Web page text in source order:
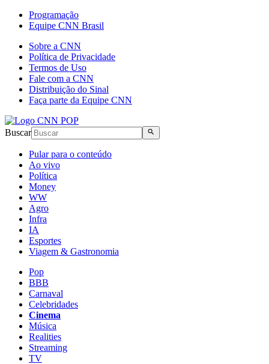
Programação
Equipe CNN Brasil
Sobre a CNN
Política de Privacidade
Termos de Uso
Fale com a CNN
Distribuição do Sinal
Faça parte da Equipe CNN
Buscar
Pular para o conteúdo
Ao vivo
Política
Money
WW
Agro
Infra
IA
Esportes
Viagem & Gastronomia
Pop
BBB
Carnaval
Celebridades
Cinema
Música
Realities
Streaming
TV